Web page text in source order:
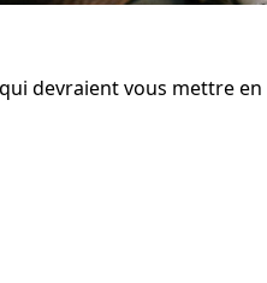
devraient vous mettre